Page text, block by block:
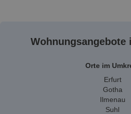
Wohnungsangebote
Orte im
Erfurt
Gotha
Ilmenau
Suhl